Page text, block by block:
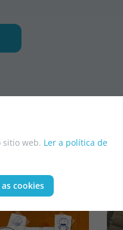
sitio web. Ler a política de
cookies